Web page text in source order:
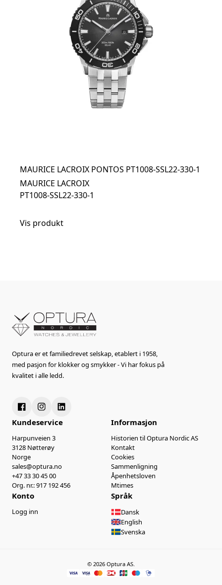
MAURICE LACROIX PONTOS PT1008-SSL22-330-1
MAURICE LACROIX
PT1008-SSL22-330-1
Vis produkt
Optura er et familiedrevet selskap, etablert i 1958,
med pasjon for klokker og smykker - Vi har fokus på
kvalitet i alle ledd.
Kundeservice
Harpunveien 3
3128 Nøtterøy
Norge
sales@optura.no
+47 33 30 45 00
Org. nr.: 917 192 456
Informasjon
Historien til Optura Nordic AS
Kontakt
Cookies
Sammenligning
Åpenhetsloven
Mtimes
Konto
Logg inn
Språk
Dansk
English
Svenska
© 2026 Optura AS.